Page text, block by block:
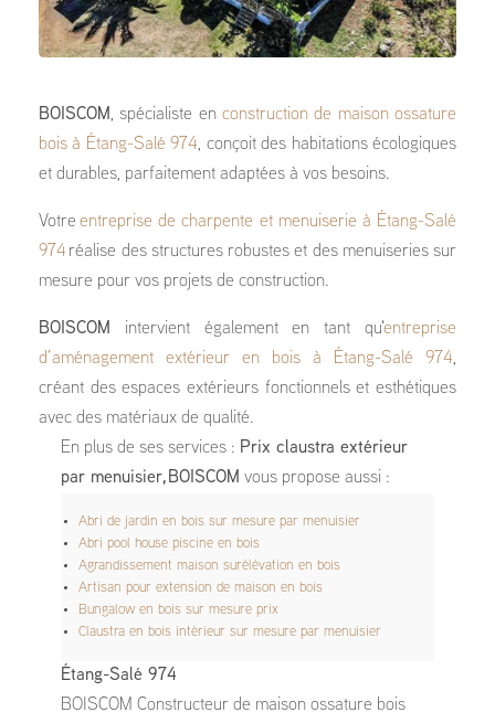
BOISCOM , spécialiste en construction de maison ossature
bois à Étang-Salé 974, conçoit des habitations écologiques
et durables, parfaitement adaptées à vos besoins.
Votreentreprise de charpente et menuiserie à Étang-Salé
974 réalise des structures robustes et des menuiseries sur
mesure pour vos projets de construction.
BOISCOM intervient également en tant qu'entreprise
d’aménagement extérieur en bois à Étang-Salé 974,
créant des espaces extérieurs fonctionnels et esthétiques
avec des matériaux de qualité.
En plus de ses services : Prix claustra extérieur
par menuisier, BOISCOM vous propose aussi :
Abri de jardin en bois sur mesure par menuisier
Abri pool house piscine en bois
Agrandissement maison surélévation en bois
Artisan pour extension de maison en bois
Bungalow en bois sur mesure prix
Claustra en bois intérieur sur mesure par menuisier
Étang-Salé 974
BOISCOM Constructeur de maison ossature bois